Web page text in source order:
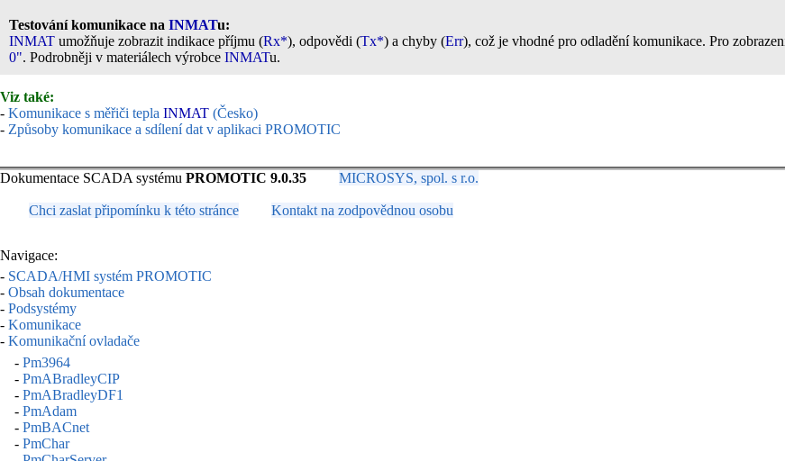
Testování komunikace na INMATu:
INMAT umožňuje zobrazit indikace příjmu (Rx*), odpovědi (Tx*) a chyby (Err), což je vhodné pro odladění komunikace. Pro
0". Podrobněji v materiálech výrobce INMATu.
Viz také:
- Komunikace s měřiči tepla INMAT (Česko)
- Způsoby komunikace a sdílení dat v aplikaci PROMOTIC
Dokumentace SCADA systému PROMOTIC 9.0.35 MICROSYS, spol. s r.o.
Chci zaslat připomínku k této stránce Kontakt na zodpovědnou osobu
Navigace:
- SCADA/HMI systém PROMOTIC
- Obsah dokumentace
- Podsystémy
- Komunikace
- Komunikační ovladače
- Pm3964
- PmABradleyCIP
- PmABradleyDF1
- PmAdam
- PmBACnet
- PmChar